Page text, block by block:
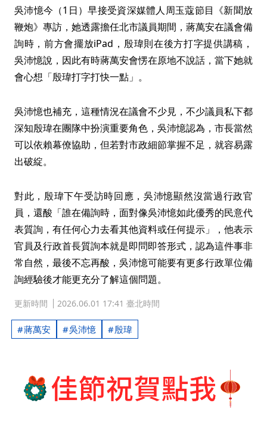
吳沛憶今（1日）早接受資深媒體人周玉蔻節目《新聞放
鞭炮》專訪，她透露擔任北市議員期間，蔣萬安在議會備
詢時，前方會擺放iPad，殷瑋則在後方打字提供講稿，
吳沛憶說，因此有時蔣萬安會愣在原地不說話，當下她就
會心想「殷瑋打字打快一點」。
吳沛憶也補充，這種情況在議會不少見，不少議員私下都
深知殷瑋在團隊中扮演重要角色，吳沛憶認為，市長當然
可以依賴幕僚協助，但若對市政細節掌握不足，就容易露
出破綻。
對此，殷瑋下午受訪時回應，吳沛憶顯然沒當過行政官
員，還酸「誰在備詢時，面對像吳沛憶如此優秀的民意代
表質詢，有任何心力去看其他資料或任何提示」，他表示
官員及行政首長質詢本就是即問即答形式，認為這件事非
常自然，最後不忘再酸，吳沛憶可能要有更多行政單位備
詢經驗後才能更充分了解這個問題。
更新時間 2026.06.01 17:41 臺北時間
蔣萬安 吳沛憶 殷瑋